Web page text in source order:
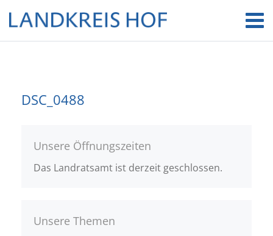
DSC_0488
Unsere Öffnungszeiten
Das Landratsamt ist derzeit geschlossen.
Unsere Themen